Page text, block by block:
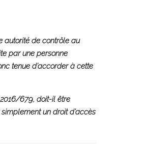
autorité de contrôle au
par une personne
tenue d’accorder à cette
679, doit-il être
un droit d’accès